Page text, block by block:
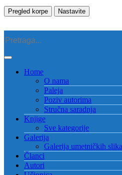
Pregled korpe Nastavite
Home
O nama
Paleja
Poziv autorima
Stručna saradnja
Knjige
Sve kategorije
Galerija
Galerija umetničkih slika
Članci
Autori